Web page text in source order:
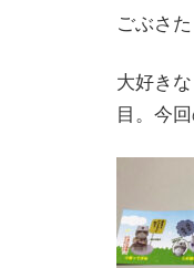
ごぶさ
大好き
目。今